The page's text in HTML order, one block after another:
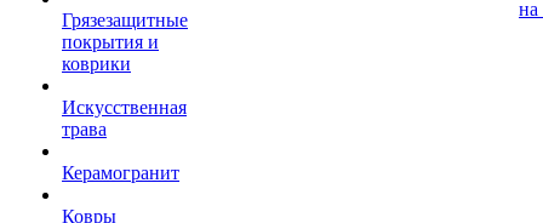
Грязезащитные
покрытия и
коврики
Искусственная
трава
Керамогранит
Ковры
на